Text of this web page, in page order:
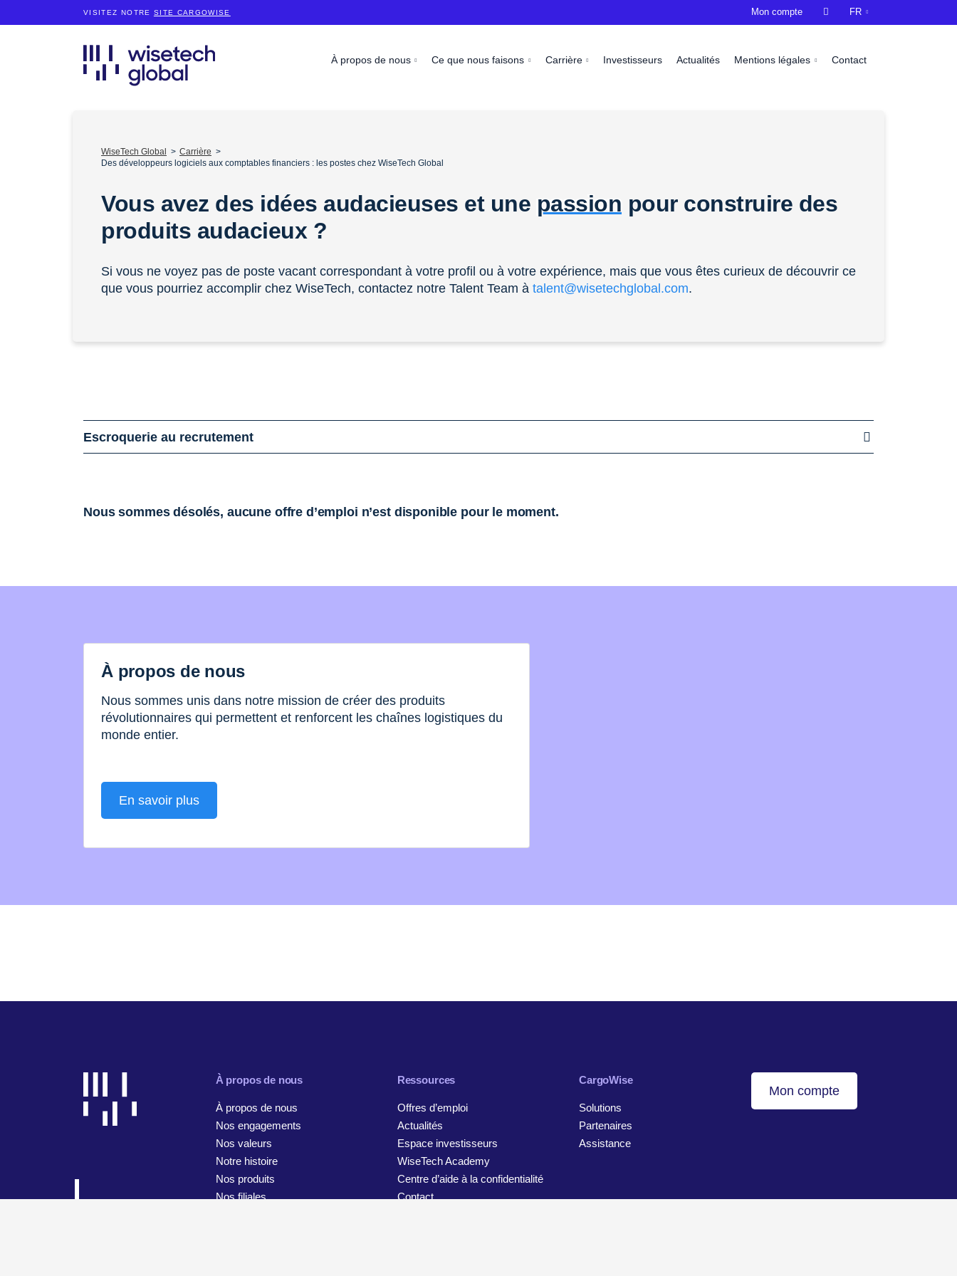
VISITEZ NOTRE SITE CARGOWISE
À propos de nous Ce que nous faisons Carrière Investisseurs Actualités Mentions légales Contact
Mon compte  FR
WiseTech Global
Carrière
Des développeurs logiciels aux comptables financiers : les postes chez WiseTech Global
Vous avez des idées audacieuses et une passion pour construire des
produits audacieux ?
Si vous ne voyez pas de poste vacant correspondant à votre profil ou à votre expérience, mais que vous êtes curieux de découvrir ce
que vous pourriez accomplir chez WiseTech, contactez notre Talent Team à talent@wisetechglobal.com.
Escroquerie au recrutement
Nous sommes désolés, aucune offre d’emploi n’est disponible pour le moment.
À propos de nous
Nous sommes unis dans notre mission de créer des produits
révolutionnaires qui permettent et renforcent les chaînes logistiques du
monde entier.
En savoir plus
À propos de nous
À propos de nous
Nos engagements
Nos valeurs
Notre histoire
Nos produits
Nos filiales
Ressources
Offres d’emploi
Actualités
Espace investisseurs
WiseTech Academy
Centre d’aide à la confidentialité
Contact
CargoWise
Solutions
Partenaires
Assistance
Mon compte